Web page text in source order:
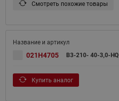
Смотреть похожие товары
021H4705 B3-210- 40-3,0-HQ
Купить аналог